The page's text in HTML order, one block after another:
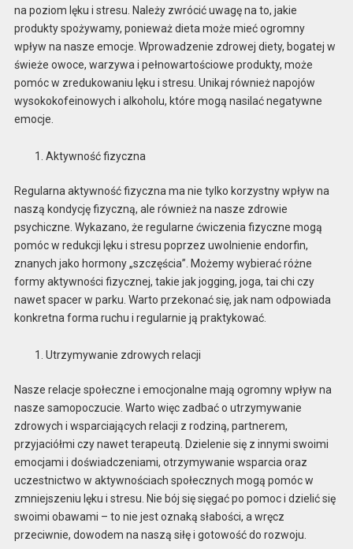
na poziom lęku i stresu. Należy zwrócić uwagę na to, jakie
produkty spożywamy, ponieważ dieta może mieć ogromny
wpływ na nasze emocje. Wprowadzenie zdrowej diety, bogatej w
świeże owoce, warzywa i pełnowartościowe produkty, może
pomóc w zredukowaniu lęku i stresu. Unikaj również napojów
wysokokofeinowych i alkoholu, które mogą nasilać negatywne
emocje.
Aktywność fizyczna
Regularna aktywność fizyczna ma nie tylko korzystny wpływ na
naszą kondycję fizyczną, ale również na nasze zdrowie
psychiczne. Wykazano, że regularne ćwiczenia fizyczne mogą
pomóc w redukcji lęku i stresu poprzez uwolnienie endorfin,
znanych jako hormony „szczęścia”. Możemy wybierać różne
formy aktywności fizycznej, takie jak jogging, joga, tai chi czy
nawet spacer w parku. Warto przekonać się, jak nam odpowiada
konkretna forma ruchu i regularnie ją praktykować.
Utrzymywanie zdrowych relacji
Nasze relacje społeczne i emocjonalne mają ogromny wpływ na
nasze samopoczucie. Warto więc zadbać o utrzymywanie
zdrowych i wsparciających relacji z rodziną, partnerem,
przyjaciółmi czy nawet terapeutą. Dzielenie się z innymi swoimi
emocjami i doświadczeniami, otrzymywanie wsparcia oraz
uczestnictwo w aktywnościach społecznych mogą pomóc w
zmniejszeniu lęku i stresu. Nie bój się sięgać po pomoc i dzielić się
swoimi obawami – to nie jest oznaką słabości, a wręcz
przeciwnie, dowodem na naszą siłę i gotowość do rozwoju.